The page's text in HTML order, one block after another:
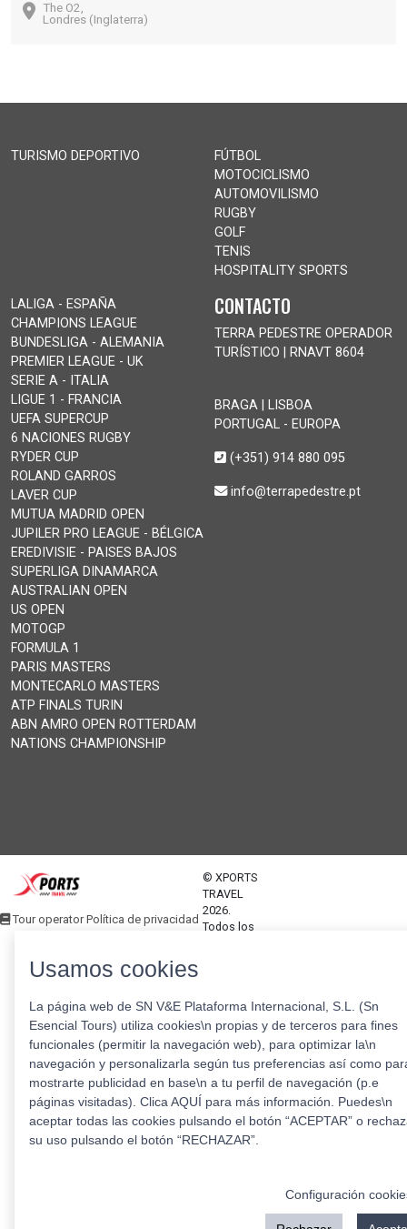
The O2,
Londres (Inglaterra)
TURISMO DEPORTIVO
FÚTBOL
MOTOCICLISMO
AUTOMOVILISMO
RUGBY
GOLF
TENIS
HOSPITALITY SPORTS
LALIGA - ESPAÑA
CHAMPIONS LEAGUE
BUNDESLIGA - ALEMANIA
PREMIER LEAGUE - UK
SERIE A - ITALIA
LIGUE 1 - FRANCIA
UEFA SUPERCUP
6 NACIONES RUGBY
RYDER CUP
ROLAND GARROS
LAVER CUP
MUTUA MADRID OPEN
JUPILER PRO LEAGUE - BÉLGICA
EREDIVISIE - PAISES BAJOS
SUPERLIGA DINAMARCA
AUSTRALIAN OPEN
US OPEN
MOTOGP
FORMULA 1
PARIS MASTERS
MONTECARLO MASTERS
ATP FINALS TURIN
ABN AMRO OPEN ROTTERDAM
NATIONS CHAMPIONSHIP
CONTACTO
TERRA PEDESTRE OPERADOR
TURÍSTICO | RNAVT 8604
BRAGA | LISBOA
PORTUGAL - EUROPA
(+351) 914 880 095
info@terrapedestre.pt
Tour operator Política de privacidad
© XPORTS
TRAVEL
2026.
Todos los
Usamos cookies
La página web de SN V&E Plataforma Internacional, S.L. (Sn
Esencial Tours) utiliza cookies\n propias y de terceros para fines
funcionales (permitir la navegación web), para optimizar la\n
navegación y personalizarla según tus preferencias así como
mostrarte publicidad en base\n a tu perfil de navegación (p.e
páginas visitadas). Clica AQUÍ para más información. Puedes\n
aceptar todas las cookies pulsando el botón “ACEPTAR” o
su uso pulsando el botón “RECHAZAR”.
Configuración